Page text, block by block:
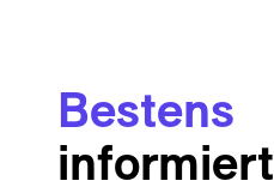
Bestens
informiert